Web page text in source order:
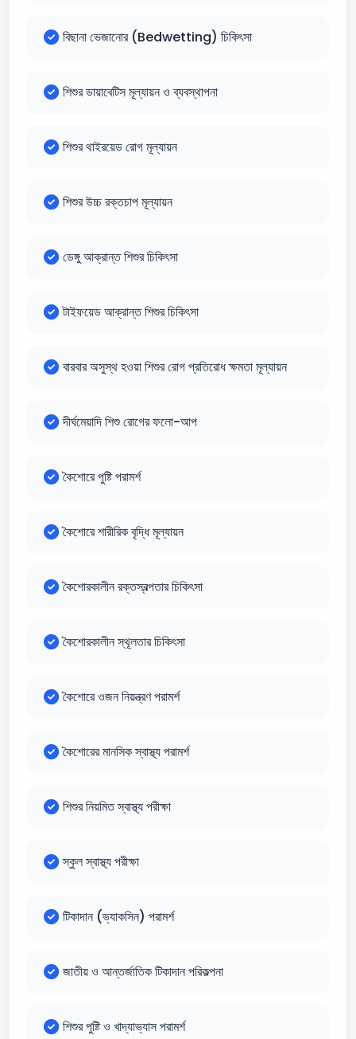
বিছানা ভেজানোর (Bedwetting) চিকিৎসা
শিশুর ডায়াবেটিস মূল্যায়ন ও ব্যবস্থাপনা
শিশুর থাইরয়েড রোগ মূল্যায়ন
শিশুর উচ্চ রক্তচাপ মূল্যায়ন
ডেঙ্গু আক্রান্ত শিশুর চিকিৎসা
টাইফয়েড আক্রান্ত শিশুর চিকিৎসা
বারবার অসুস্থ হওয়া শিশুর রোগ প্রতিরোধ ক্ষমতা মূল্যায়ন
দীর্ঘমেয়াদি শিশু রোগের ফলো-আপ
কৈশোরে পুষ্টি পরামর্শ
কৈশোরে শারীরিক বৃদ্ধি মূল্যায়ন
কৈশোরকালীন রক্তস্বল্পতার চিকিৎসা
কৈশোরকালীন স্থূলতার চিকিৎসা
কৈশোরে ওজন নিয়ন্ত্রণ পরামর্শ
কৈশোরের মানসিক স্বাস্থ্য পরামর্শ
শিশুর নিয়মিত স্বাস্থ্য পরীক্ষা
স্কুল স্বাস্থ্য পরীক্ষা
টিকাদান (ভ্যাকসিন) পরামর্শ
জাতীয় ও আন্তর্জাতিক টিকাদান পরিকল্পনা
শিশুর পুষ্টি ও খাদ্যাভ্যাস পরামর্শ